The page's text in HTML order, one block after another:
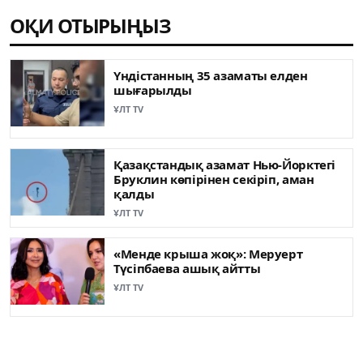
ОҚИ ОТЫРЫҢЫЗ
Үндістанның 35 азаматы елден
шығарылды
ҰЛТ TV
Қазақстандық азамат Нью-Йорктегі
Бруклин көпірінен секіріп, аман
қалды
ҰЛТ TV
«Менде крыша жоқ»: Меруерт
Түсіпбаева ашық айтты
ҰЛТ TV